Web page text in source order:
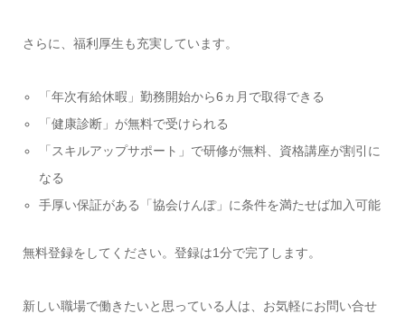
さらに、福利厚生も充実しています。
「年次有給休暇」勤務開始から6ヵ月で取得できる
「健康診断」が無料で受けられる
「スキルアップサポート」で研修が無料、資格講座が割引に
なる
手厚い保証がある「協会けんぽ」に条件を満たせば加入可能
無料登録をしてください。登録は1分で完了します。
新しい職場で働きたいと思っている人は、お気軽にお問い合せ